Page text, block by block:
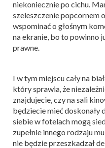
niekoniecznie po cichu.
szeleszczenie popcornem
wspominać o głośnym
na ekranie, bo to powinno
prawne.
I w tym miejscu cały na
który sprawia, że
znajdujecie, czy na sali
będziecie mieć
siebie w fotelach mogą
zupełnie innego rodzaju
nie będzie przeszkadzał